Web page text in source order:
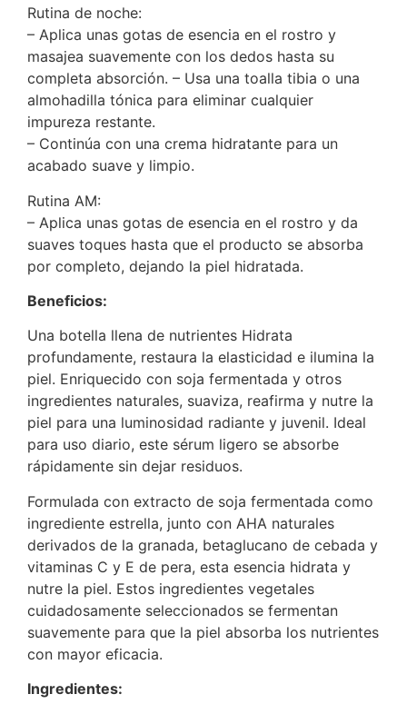
Rutina de noche:
– Aplica unas gotas de esencia en el rostro y
masajea suavemente con los dedos hasta su
completa absorción. – Usa una toalla tibia o una
almohadilla tónica para eliminar cualquier
impureza restante.
– Continúa con una crema hidratante para un
acabado suave y limpio.
Rutina AM:
– Aplica unas gotas de esencia en el rostro y da
suaves toques hasta que el producto se absorba
por completo, dejando la piel hidratada.
Beneficios:
Una botella llena de nutrientes Hidrata
profundamente, restaura la elasticidad e ilumina la
piel. Enriquecido con soja fermentada y otros
ingredientes naturales, suaviza, reafirma y nutre la
piel para una luminosidad radiante y juvenil. Ideal
para uso diario, este sérum ligero se absorbe
rápidamente sin dejar residuos.
Formulada con extracto de soja fermentada como
ingrediente estrella, junto con AHA naturales
derivados de la granada, betaglucano de cebada y
vitaminas C y E de pera, esta esencia hidrata y
nutre la piel. Estos ingredientes vegetales
cuidadosamente seleccionados se fermentan
suavemente para que la piel absorba los nutrientes
con mayor eficacia.
Ingredientes: